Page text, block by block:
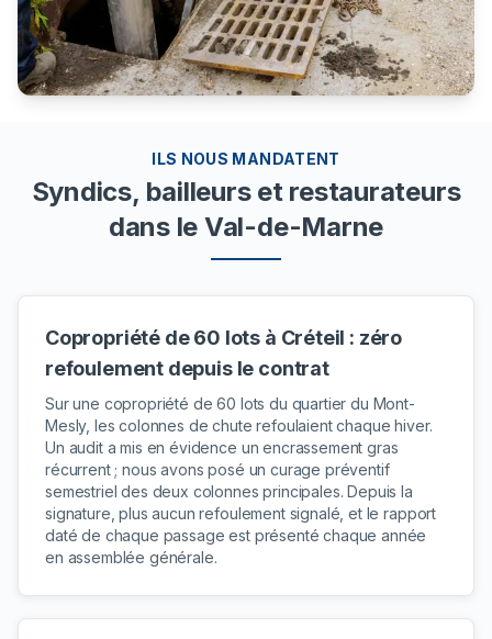
ILS NOUS MANDATENT
Syndics, bailleurs et restaurateurs
dans le Val-de-Marne
Copropriété de 60 lots à Créteil : zéro
refoulement depuis le contrat
Sur une copropriété de 60 lots du quartier du Mont-
Mesly, les colonnes de chute refoulaient chaque hiver.
Un audit a mis en évidence un encrassement gras
récurrent ; nous avons posé un curage préventif
semestriel des deux colonnes principales. Depuis la
signature, plus aucun refoulement signalé, et le rapport
daté de chaque passage est présenté chaque année
en assemblée générale.